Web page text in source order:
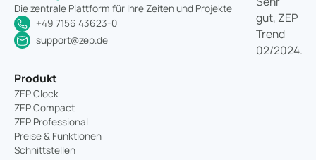
Die zentrale Plattform für Ihre Zeiten und Projekte
+49 7156 43623-0
support@zep.de
Produkt
ZEP Clock
ZEP Compact
ZEP Professional
Preise & Funktionen
Schnittstellen